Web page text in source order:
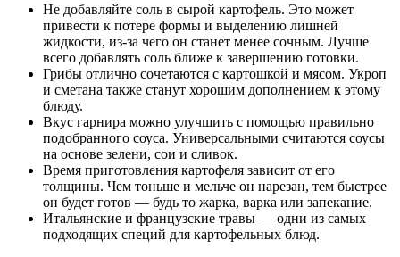
Не добавляйте соль в сырой картофель. Это может
привести к потере формы и выделению лишней
жидкости, из-за чего он станет менее сочным. Лучше
всего добавлять соль ближе к завершению готовки.
Грибы отлично сочетаются с картошкой и мясом. Укроп
и сметана также станут хорошим дополнением к этому
блюду.
Вкус гарнира можно улучшить с помощью правильно
подобранного соуса. Универсальными считаются соусы
на основе зелени, сои и сливок.
Время приготовления картофеля зависит от его
толщины. Чем тоньше и мельче он нарезан, тем быстрее
он будет готов — будь то жарка, варка или запекание.
Итальянские и французские травы — одни из самых
подходящих специй для картофельных блюд.